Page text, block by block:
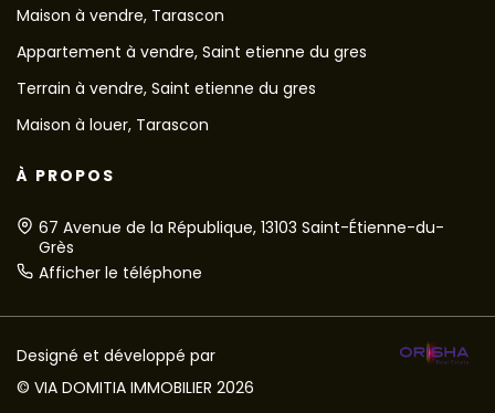
Maison à vendre, Tarascon
Appartement à vendre, Saint etienne du gres
Terrain à vendre, Saint etienne du gres
Maison à louer, Tarascon
À PROPOS
67 Avenue de la République, 13103 Saint-Étienne-du-
Grès
Afficher le téléphone
Designé et développé par
© VIA DOMITIA IMMOBILIER 2026